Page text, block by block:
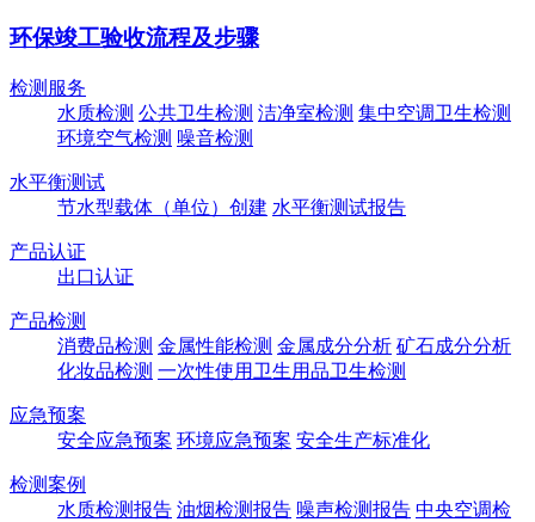
环保竣工验收流程及步骤
检测服务
水质检测 公共卫生检测 洁净室检测 集中空调卫生检测
环境空气检测 噪音检测
水平衡测试
节水型载体（单位）创建 水平衡测试报告
产品认证
出口认证
产品检测
消费品检测 金属性能检测 金属成分分析 矿石成分分析
化妆品检测 一次性使用卫生用品卫生检测
应急预案
安全应急预案 环境应急预案 安全生产标准化
检测案例
水质检测报告 油烟检测报告 噪声检测报告 中央空调检